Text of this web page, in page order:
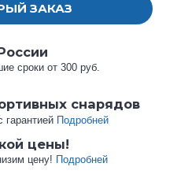
ЗАКАЗ
сроки от 300 руб.
снарядов
гарантией Подробней
цены!
цену! Подробней